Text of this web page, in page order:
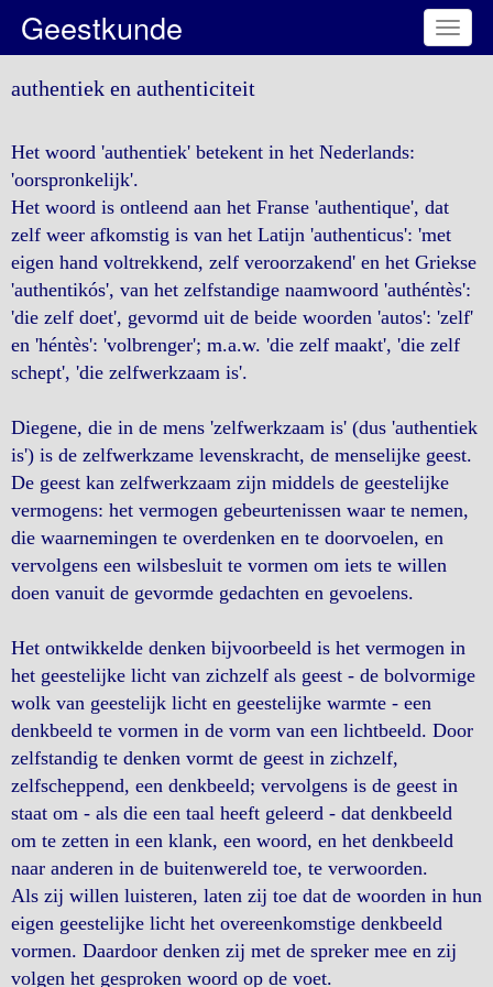
Toggle
Geestkunde
authentiek en authenticiteit
Het woord 'authentiek' betekent in het Nederlands:
'oorspronkelijk'.
Het woord is ontleend aan het Franse 'authentique', dat
zelf weer afkomstig is van het Latijn 'authenticus': 'met
eigen hand voltrekkend, zelf veroorzakend' en het Griekse
'authentikós', van het zelfstandige naamwoord 'authéntès':
'die zelf doet', gevormd uit de beide woorden 'autos': 'zelf'
en 'héntès': 'volbrenger'; m.a.w. 'die zelf maakt', 'die zelf
schept', 'die zelfwerkzaam is'.
Diegene, die in de mens 'zelfwerkzaam is' (dus 'authentiek
is') is de zelfwerkzame levenskracht, de menselijke geest.
De geest kan zelfwerkzaam zijn middels de geestelijke
vermogens: het vermogen gebeurtenissen waar te nemen,
die waarnemingen te overdenken en te doorvoelen, en
vervolgens een wilsbesluit te vormen om iets te willen
doen vanuit de gevormde gedachten en gevoelens.
Het ontwikkelde denken bijvoorbeeld is het vermogen in
het geestelijke licht van zichzelf als geest - de bolvormige
wolk van geestelijk licht en geestelijke warmte - een
denkbeeld te vormen in de vorm van een lichtbeeld. Door
zelfstandig te denken vormt de geest in zichzelf,
zelfscheppend, een denkbeeld; vervolgens is de geest in
staat om - als die een taal heeft geleerd - dat denkbeeld
om te zetten in een klank, een woord, en het denkbeeld
naar anderen in de buitenwereld toe, te verwoorden.
Als zij willen luisteren, laten zij toe dat de woorden in hun
eigen geestelijke licht het overeenkomstige denkbeeld
vormen. Daardoor denken zij met de spreker mee en zij
volgen het gesproken woord op de voet.